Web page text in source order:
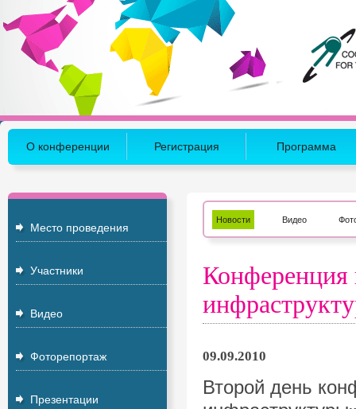
О конференции Регистрация Программа
Место проведения
Участники
Видео
Фоторепортаж
Презентации
Новости Видео
Конференция
09.09.2010
Второй день